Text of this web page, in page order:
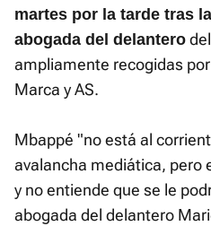
martes por la tarde tras
abogada del delantero
ampliamente recogidas
Marca y AS.
Mbappé "no está al
avalancha mediática,
y no entiende que se le
abogada del delantero